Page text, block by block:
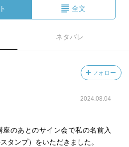
全文
ネタバレ
フォロー
2024.08.04
のあとのサイン会で私の名前入
タンプ）をいただきました。